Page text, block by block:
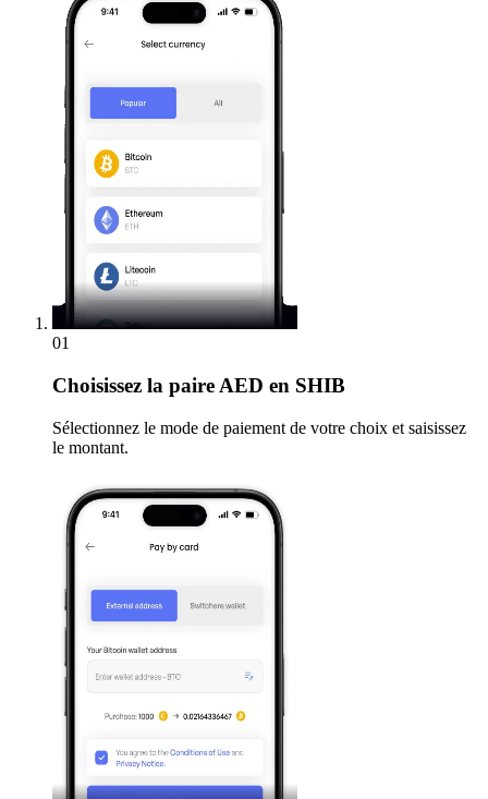
01
Choisissez la paire AED en SHIB
Sélectionnez le mode de paiement de votre choix et saisissez
le montant.